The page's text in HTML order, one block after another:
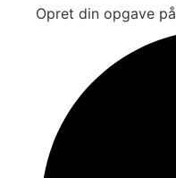
Opret din opgave på